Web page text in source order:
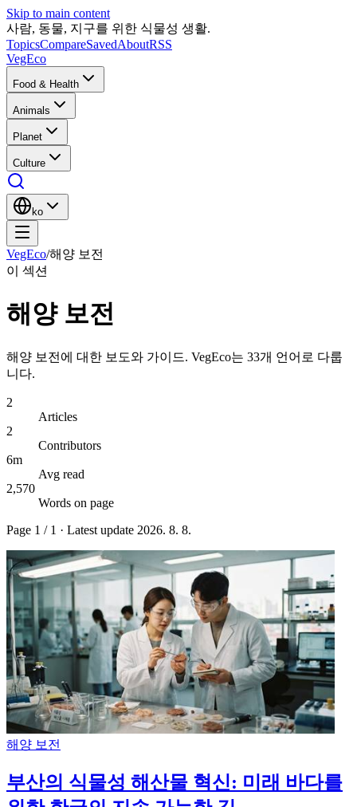
Skip to main content
사람, 동물, 지구를 위한 식물성 생활.
TopicsCompareSavedAboutRSS
VegEco
Food & Health
Animals
Planet
Culture
ko
VegEco/해양 보전
이 섹션
해양 보전
해양 보전에 대한 보도와 가이드. VegEco는 33개 언어로 다룹
니다.
2
Articles
2
Contributors
6m
Avg read
2,570
Words on page
Page 1 / 1 · Latest update 2026. 8. 8.
해양 보전
부산의 식물성 해산물 혁신: 미래 바다를